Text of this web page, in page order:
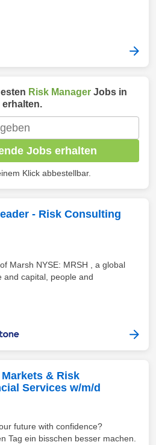
Risk Manager Jobs in
erhalten.
Jobs erhalten
Klick abbestellbar.
- Risk Consulting
Marsh NYSE: MRSH , a global
and capital, people and
& Risk
Services w/m/d
future with confidence?
Tag ein bisschen besser machen.